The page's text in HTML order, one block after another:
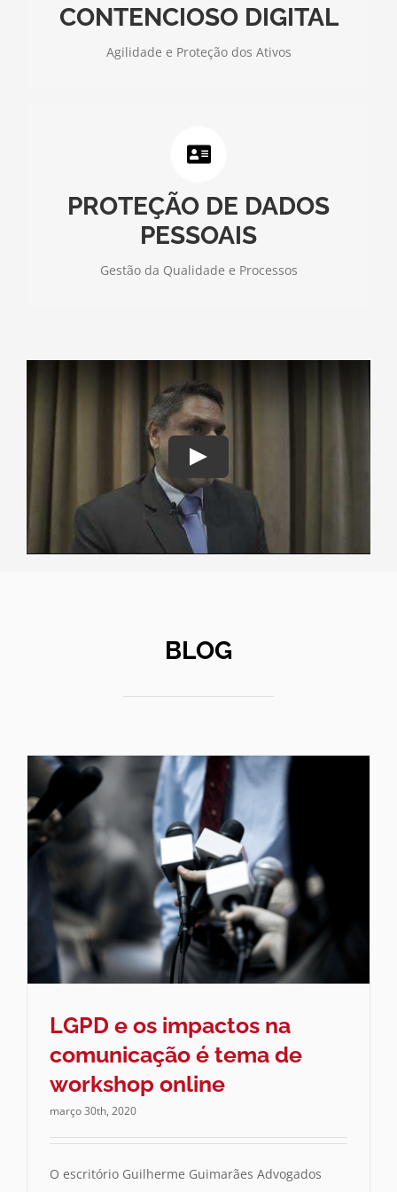
CONTENCIOSO DIGITAL
Agilidade e Proteção dos Ativos
Saiba mais
PROTEÇÃO DE DADOS
PESSOAIS
Gestão da Qualidade e Processos
Estabelecimento de medidas para a preservação e
Saiba mais
Play
BLOG
LGPD e os impactos na
comunicação é tema de
workshop online
março 30th, 2020
O escritório Guilherme Guimarães Advogados